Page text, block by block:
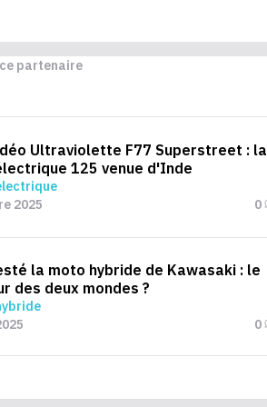
partenaire
Ultraviolette F77 Superstreet : la
125 venue d'Inde
2025
0
la moto hybride de Kawasaki : le
des deux mondes ?
0